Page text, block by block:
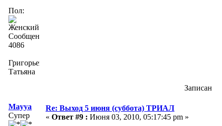
Пол:
Сообщений:
4086
Григорьева
Татьяна
Записан
Mayya
Супер
Re: Выход 5 июня (суббота) ТРИАЛ
« Ответ #9 : Июня 03, 2010, 05:17:45 pm »